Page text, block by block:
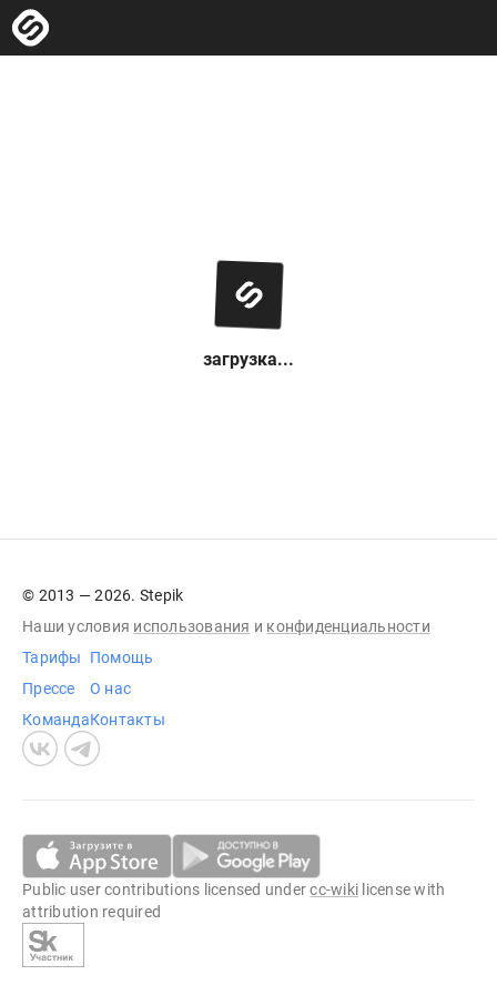
загрузка...
© 2013 — 2026. Stepik
Наши условия использования и конфиденциальности
Тарифы
Прессе
Команда
Помощь
О нас
Контакты
Public user contributions licensed undercc-wiki license with
attribution required